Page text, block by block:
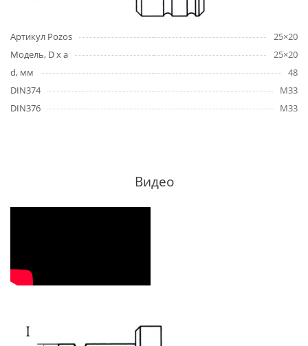
Артикул Pozos
25×20
Модель, D x a
25×20
d, мм
48
DIN374
M33
DIN376
M33
Видео